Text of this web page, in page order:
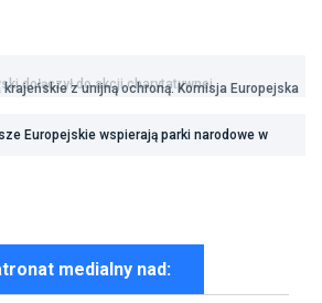
krajeńskie z unijną ochroną. Komisja Europejska
Europejskie wspierają parki narodowe w
medialny nad: